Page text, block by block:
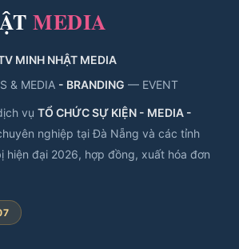
MEDIA
MINH NHẬT MEDIA
& MEDIA - BRANDING — EVENT
vụ TỔ CHỨC SỰ KIỆN - MEDIA -
nghiệp tại Đà Nẵng và các tỉnh
hiện đại 2026, hợp đồng, xuất hóa đơn